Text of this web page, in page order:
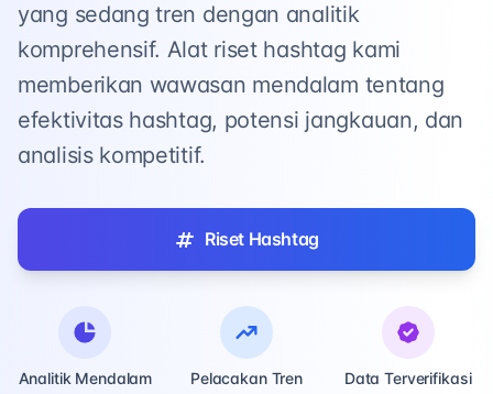
yang sedang tren dengan analitik
komprehensif. Alat riset hashtag kami
memberikan wawasan mendalam tentang
efektivitas hashtag, potensi jangkauan, dan
analisis kompetitif.
Riset Hashtag
Analitik Mendalam Pelacakan Tren Data Terverifikasi